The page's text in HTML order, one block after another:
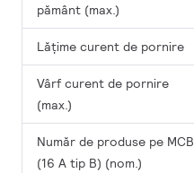
pământ (max.)
Lățime curent de pornire
Vârf curent de pornire
(max.)
Număr de produse pe MCB
(16 A tip B) (nom.)